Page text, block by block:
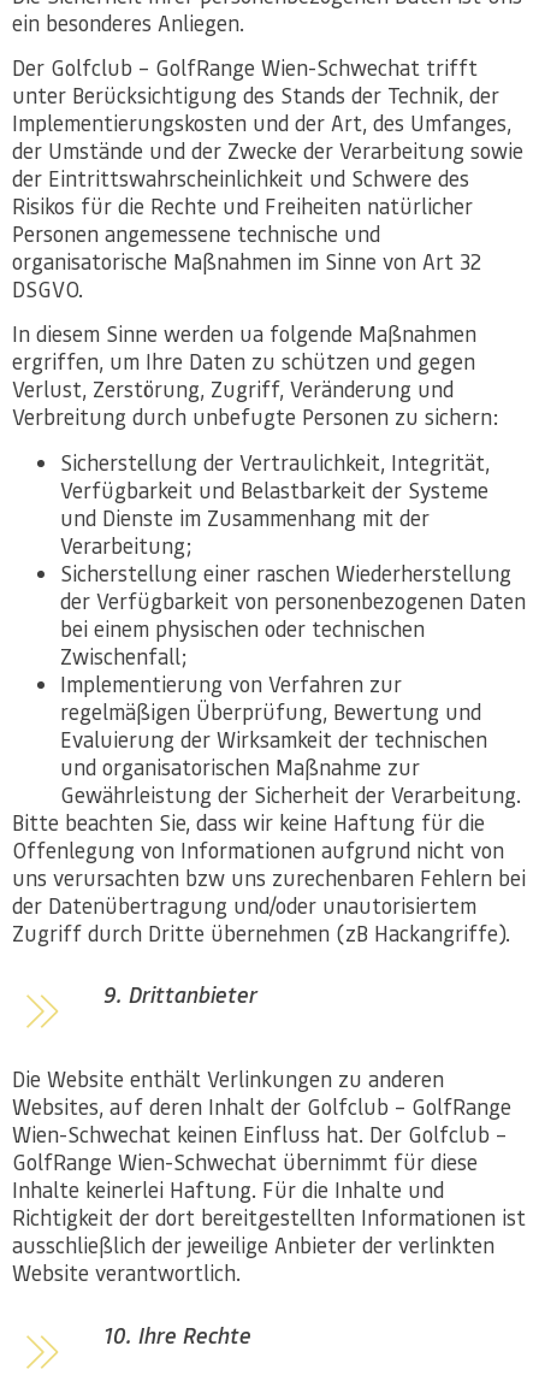
ein besonderes Anliegen.
Der Golfclub – GolfRange Wien-Schwechat trifft
unter Berücksichtigung des Stands der Technik, der
Implementierungskosten und der Art, des Umfanges,
der Umstände und der Zwecke der Verarbeitung sowie
der Eintrittswahrscheinlichkeit und Schwere des
Risikos für die Rechte und Freiheiten natürlicher
Personen angemessene technische und
organisatorische Maßnahmen im Sinne von Art 32
DSGVO.
In diesem Sinne werden ua folgende Maßnahmen
ergriffen, um Ihre Daten zu schützen und gegen
Verlust, Zerstörung, Zugriff, Veränderung und
Verbreitung durch unbefugte Personen zu sichern:
Sicherstellung der Vertraulichkeit, Integrität,
Verfügbarkeit und Belastbarkeit der Systeme
und Dienste im Zusammenhang mit der
Verarbeitung;
Sicherstellung einer raschen Wiederherstellung
der Verfügbarkeit von personenbezogenen Daten
bei einem physischen oder technischen
Zwischenfall;
Implementierung von Verfahren zur
regelmäßigen Überprüfung, Bewertung und
Evaluierung der Wirksamkeit der technischen
und organisatorischen Maßnahme zur
Gewährleistung der Sicherheit der Verarbeitung.
Bitte beachten Sie, dass wir keine Haftung für die
Offenlegung von Informationen aufgrund nicht von
uns verursachten bzw uns zurechenbaren Fehlern bei
der Datenübertragung und/oder unautorisiertem
Zugriff durch Dritte übernehmen (zB Hackangriffe).
9. Drittanbieter
Die Website enthält Verlinkungen zu anderen
Websites, auf deren Inhalt der Golfclub – GolfRange
Wien-Schwechat keinen Einfluss hat. Der Golfclub –
GolfRange Wien-Schwechat übernimmt für diese
Inhalte keinerlei Haftung. Für die Inhalte und
Richtigkeit der dort bereitgestellten Informationen ist
ausschließlich der jeweilige Anbieter der verlinkten
Website verantwortlich.
10. Ihre Rechte